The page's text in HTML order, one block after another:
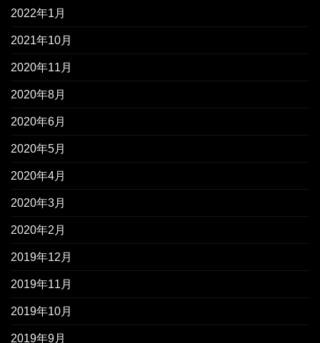
2022年1月
2021年10月
2020年11月
2020年8月
2020年6月
2020年5月
2020年4月
2020年3月
2020年2月
2019年12月
2019年11月
2019年10月
2019年9月